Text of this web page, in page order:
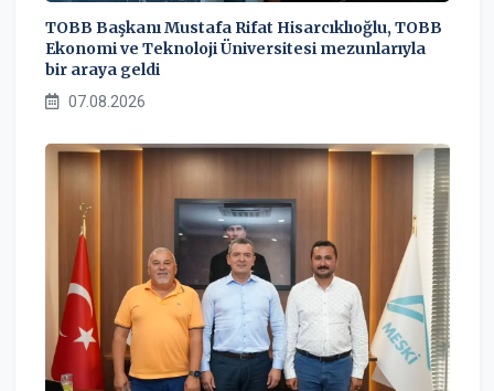
TOBB Başkanı Mustafa Rifat Hisarcıklıoğlu, TOBB
Ekonomi ve Teknoloji Üniversitesi mezunlarıyla
bir araya geldi
07.08.2026